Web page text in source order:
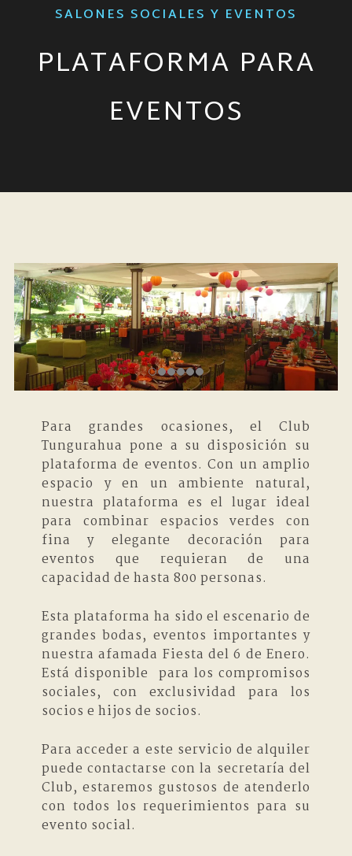
SALONES SOCIALES Y EVENTOS
PLATAFORMA PARA
EVENTOS
Para grandes ocasiones, el Club
Tungurahua pone a su disposición su
plataforma de eventos. Con un amplio
espacio y en un ambiente natural,
nuestra plataforma es el lugar ideal
para combinar espacios verdes con
fina y elegante decoración para
eventos que requieran de una
capacidad de hasta 800 personas.
Esta plataforma ha sido el escenario de
grandes bodas, eventos importantes y
nuestra afamada Fiesta del 6 de Enero.
Está disponible para los compromisos
sociales, con exclusividad para los
socios e hijos de socios.
Para acceder a este servicio de alquiler
puede contactarse con la secretaría del
Club, estaremos gustosos de atenderlo
con todos los requerimientos para su
evento social.